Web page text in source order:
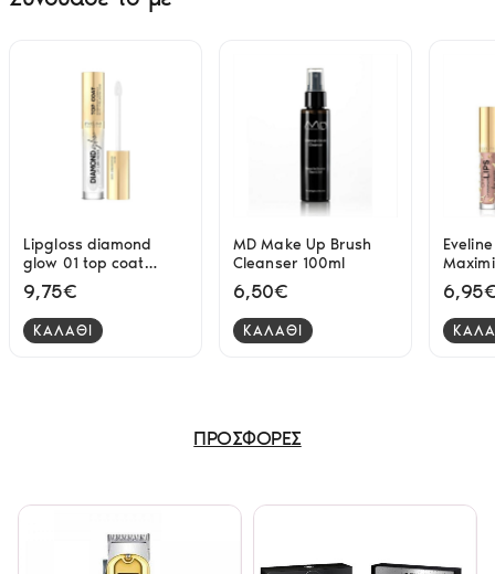
Lipgloss diamond
glow 01 top coat
Eveline
9,75€
ΚΑΛΑΘΙ
MD Make Up Brush
Cleanser 100ml
6,50€
ΚΑΛΑΘΙ
ΠΡΟΣΦΟΡΕΣ